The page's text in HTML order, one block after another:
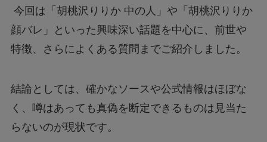
今回は「胡桃沢りりか 中の人」や「胡桃沢りりか
顔バレ」といった興味深い話題を中心に、前世や
特徴、さらによくある質問までご紹介しました。
結論としては、確かなソースや公式情報はほぼな
く、噂はあっても真偽を断定できるものは見当た
らないのが現状です。